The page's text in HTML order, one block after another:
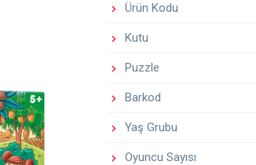
Ürün Kodu
Kutu
Puzzle
Barkod
Yaş Grubu
Oyuncu Sayısı